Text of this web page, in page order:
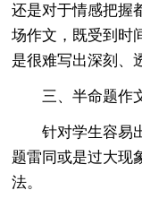
还是对于情感把握
场作文，既受到时
是很难写出深刻、
三、半命题作
针对学生容易
题雷同或是过大现
法。